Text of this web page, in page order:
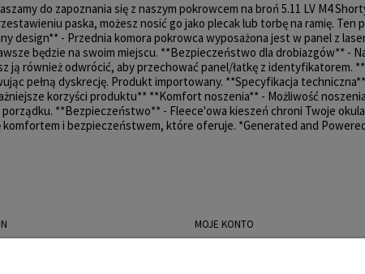
do zapoznania się z naszym pokrowcem na broń 5.11 LV M4
paska, możesz nosić go jako plecak lub torbę na ramię.
design** - Przednia komora pokrowca wyposażona jest w panel z
będzie na swoim miejscu. **Bezpieczeństwo dla drobiazgów** -
ją również odwrócić, aby przechować panel/łatkę z identyfikatorem.
pełną dyskrecję. Produkt importowany. **Specyfikacja
korzyści produktu** **Komfort noszenia** - Możliwość
**Bezpieczeństwo** - Fleece'owa kieszeń chroni Twoje
komfortem i bezpieczeństwem, które oferuje. *Generated and
MOJE KONTO